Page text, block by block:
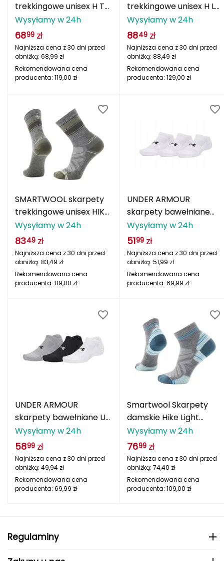
IGLOO
INNY
Icebreaker
K2
KILLTEC
Kavu
Keen
Klymit
Kohla
LOOP WALK
trekkingowe unisex H TC
MIDCRW HIKE DEENA
granatowy
Wysyłamy w 24h
6899 zł
Najniższa cena z 30 dni przed
obniżką: 68,99 zł
Rekomendowana cena
producenta: 119,00 zł
trekkingowe unisex H LC
CRW HIKE CHRGR szary
Wysyłamy w 24h
8849 zł
Najniższa cena z 30 dni przed
obniżką: 88,49 zł
Rekomendowana cena
producenta: 129,00 zł
SMARTWOOL skarpety
trekkingowe unisex HIKE
LC STRP MCRW HIKE
ASH/C szary
Wysyłamy w 24h
8349 zł
Najniższa cena z 30 dni przed
obniżką: 83,49 zł
Rekomendowana cena
producenta: 119,00 zł
UNDER ARMOUR
skarpety bawełniane
treningowe unisex UA
Performance Cotton 3
sztuki białe
Wysyłamy w 24h
5199 zł
Najniższa cena z 30 dni przed
obniżką: 51,99 zł
Rekomendowana cena
producenta: 69,99 zł
UNDER ARMOUR
skarpety bawełniane UA
Performance Cotton 3
sztuki mix
Wysyłamy w 24h
5899 zł
Najniższa cena z 30 dni przed
obniżką: 49,94 zł
Rekomendowana cena
producenta: 69,99 zł
Smartwool Skarpety
damskie Hike Light
Cushion Ankle Socks
Medium Gray
Wysyłamy w 24h
7699 zł
Najniższa cena z 30 dni przed
obniżką: 74,40 zł
Rekomendowana cena
producenta: 109,00 zł
Regulaminy